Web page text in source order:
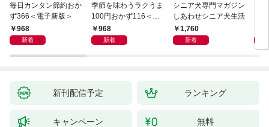
毎日カンタン節約おか
ず366＜電子新版＞
968
新着
季節を味わうラクうま
100円おかず116＜電
子新版＞
968
新着
シニア犬専門マガジン
しあわせシニア犬生活
1,760
新着
新刊配信予定 ランキング
キャンペーン 無料